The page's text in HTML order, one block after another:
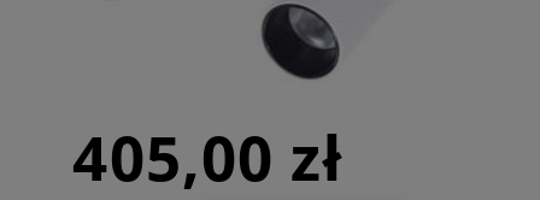
405,00 zł